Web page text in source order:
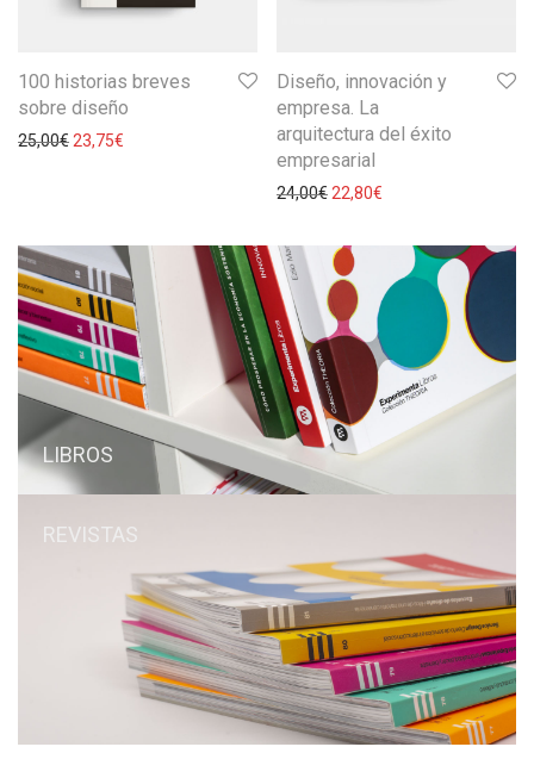
100 historias breves
sobre diseño
25,00€ 23,75€
Diseño, innovación y
empresa. La
arquitectura del éxito
empresarial
24,00€ 22,80€
LIBROS
REVISTAS